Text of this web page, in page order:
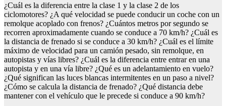
¿Cuál es la diferencia entre la clase 1 y la clase 2 de los
ciclomotores? ¿A qué velocidad se puede conducir un coche con un
remolque acoplado con frenos? ¿Cuántos metros por segundo se
recorren aproximadamente cuando se conduce a 70 km/h? ¿Cuál es
la distancia de frenado si se conduce a 30 km/h? ¿Cuál es el límite
máximo de velocidad para un camión pesado, sin remolque, en
autopistas y vías libres? ¿Cuál es la diferencia entre entrar en una
autopista y en una vía libre? ¿Qué es un adelantamiento en vuelo?
¿Qué significan las luces blancas intermitentes en un paso a nivel?
¿Cómo se calcula la distancia de frenado? ¿Qué distancia debe
mantener con el vehículo que le precede si conduce a 90 km/h?